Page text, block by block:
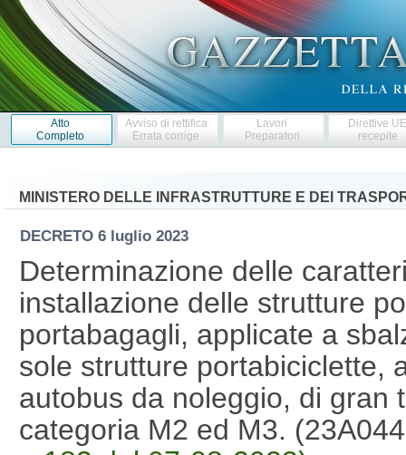
Atto
Completo
Avviso di rettifica
Errata corrige
Lavori
Preparatori
Direttive
recepite
MINISTERO DELLE INFRASTRUTTURE E DEI
DECRETO 6 luglio 2023
Determinazione delle
installazione delle strutture
portabagagli, applicate a
sole strutture portabiciclette,
autobus da noleggio, di gran
categoria M2 ed M3.